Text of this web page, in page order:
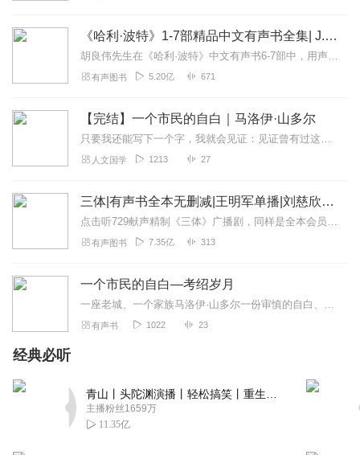
shen2403131503
如梦老师，续集有了吗？还会有吗？这部自传等多久都值
得！
《哈利·波特》1-7部精品中文有声书全集| J.K.罗琳原著，光合积木演播
胡良伟先生在《哈利·波特》中文有声书6-7部中，用声音带领着大家继续魔法之旅。为保证作品的一致性，给大家带来完整的魔法体验，我们与版权方PottermoreP...
有声图书 5.20亿 671
【完结】一个市民的自白｜马洛伊·山多尔
只要我还能写下一个字，我就会见证：见证曾有过这样一个时代，生活过这样几代人，他们蔑视本能，高唱理性的凯歌，他们相信精神的抵御力能够遏制芸芸众生的死亡欲望。
人文国学 1213 27
三体|有声书全本无删减|王明军单播|刘慈欣原著
点击听729献声精制《三体》广播剧，同样是全本会员免费畅听，快来感受声音大戏的魅力！【购买须知】1、本作品部分集数为免费试听。2、版权归原作者所有，严禁翻录成任...
有声图书 7.35亿 313
一个市民的自白—考绍岁月
一座老城、一个家族马洛伊·山多尔一份审慎的自白、一代人离散的命运自传三部曲从考绍，回溯欧洲现代城市与市民阶层的兴起奥匈帝国历史|布尔乔亚逸事|市民人物别传190...
有声书 1022 23
经典必听
主播粉丝1659万
11.35亿